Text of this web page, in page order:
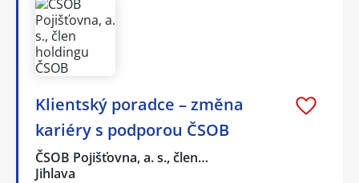
Klientský poradce – změna
kariéry s podporou ČSOB
ČSOB Pojišťovna, a. s., člen…
Jihlava